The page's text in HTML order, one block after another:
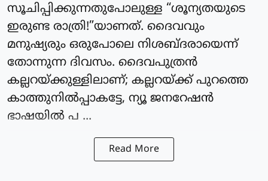
സൂചിപ്പിക്കുന്നതുപോലുള്ള “ശൂന്യതയുടെ
ഇരുണ്ട രാത്രി!”യാണത്. ദൈവവും
മനുഷ്യരും ഒരുപോലെ നിശബ്ദരായെന്ന്
തോന്നുന്ന ദിവസം. ദൈവപുത്രൻ
കല്ലറയ്ക്കുള്ളിലാണ്; കല്ലറയ്ക്ക് പുറത്തെ
കാത്തുനിൽപ്പാകട്ടേ, ന്യൂ ജനറേഷൻ
ഭാഷയിൽ പ ...
Read More